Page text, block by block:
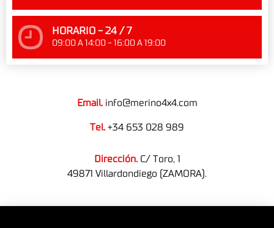
HORARIO - 24 / 7
09:00 A 14:00 - 16:00 A 19:00
Email. info@merino4x4.com
Tel. +34 653 028 989
Dirección.C/ Toro, 1
49871 Villardondiego (ZAMORA).